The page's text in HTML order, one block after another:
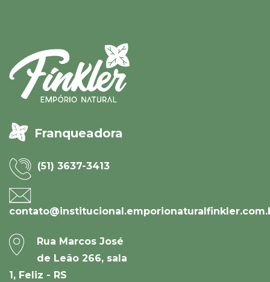
Franqueadora
(51) 3637-3413
Rua Marcos José
de Leão 266, sala
1, Feliz - RS